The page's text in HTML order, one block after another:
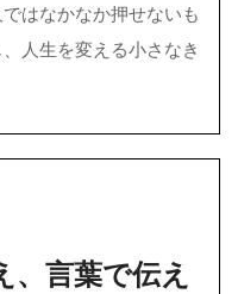
はなかなか押せないも
人生を変える小さなき
、言葉で伝え